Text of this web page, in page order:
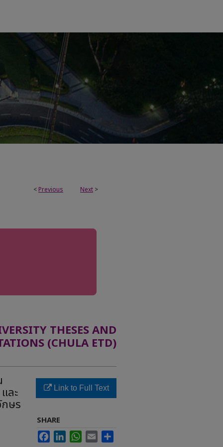
< Previous Next >
THESES AND
(CHULA ETD)
ละ
ษร
Link to Full Text
SHARE
FacebookLinkedInWhatsApp
Email